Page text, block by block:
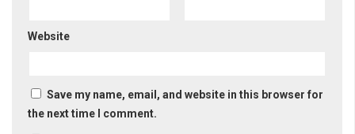
Website
Save my name, email, and website in this browser for
the next time I comment.